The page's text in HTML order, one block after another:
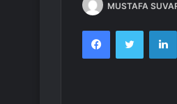
MUSTAFA
FacebookTwitter